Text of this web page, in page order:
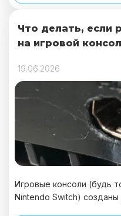
Что делать, если
на игровой
19.06.2026
Игровые консоли (будь
Nintendo Switch) созданы